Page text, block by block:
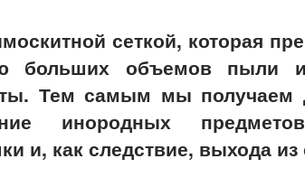
сеткой, которая
больших объемов пыли
Тем самым мы получаем
инородных
и, как следствие, выхода